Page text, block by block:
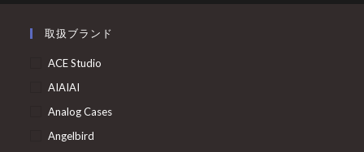
取扱ブランド
ACE Studio
AIAIAI
Analog Cases
Angelbird